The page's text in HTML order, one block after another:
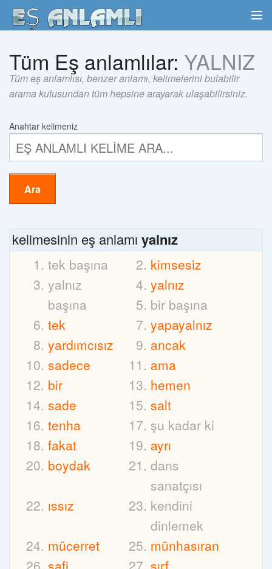
Tüm Eş anlamlılar: YALNIZ
Tüm eş anlamlısı, benzer anlamı, kelimelerini bulabilir
arama kutusundan tüm hepsine arayarak ulaşabilirsiniz.
Anahtar kelimeniz
Ara
kelimesinin eş anlamı yalnız
tek başına
kimsesiz
yalnız
başına
yalnız
bir başına
tek
yapayalnız
yardımcısız
ancak
sadece
ama
bir
hemen
sade
salt
tenha
şu kadar ki
fakat
ayrı
boydak
dans
sanatçısı
ıssız
kendini
dinlemek
mücerret
münhasıran